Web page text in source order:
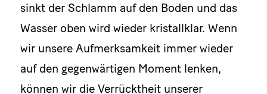
sinkt der Schlamm auf den Boden und das
Wasser oben wird wieder kristallklar. Wenn
wir unsere Aufmerksamkeit immer wieder
auf den gegenwärtigen Moment lenken,
können wir die Verrücktheit unserer